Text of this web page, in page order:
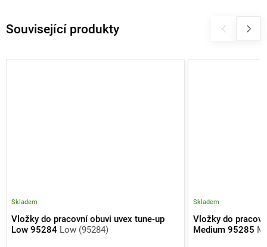
Související produkty
Vložky do pracovní obuvi uvex tune-up
Low 95284 Low (95284)
Skladem
Vložky do
Medium 95285
Skladem